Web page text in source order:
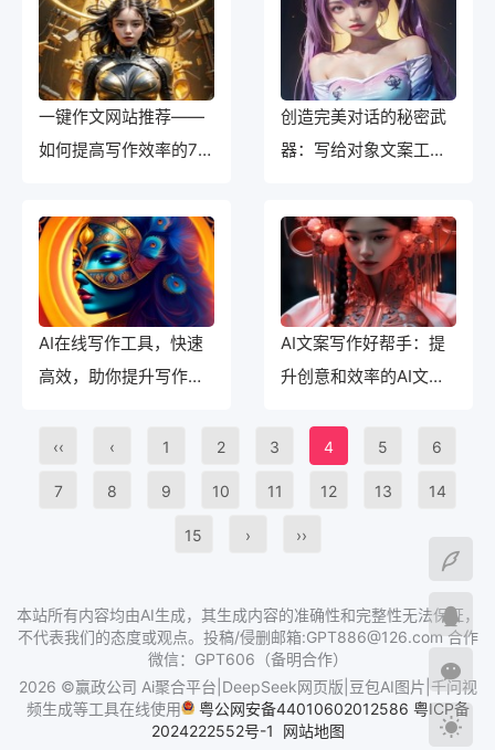
一键作文网站推荐——
如何提高写作效率的7大
创造完美对话的秘密武
器：写给对象文案工具
AI在线写作工具，快速
高效，助你提升写作能
AI文案写作好帮手：提
升创意和效率的AI文案
‹‹ ‹ 1 2 3 4 5 6
7 8 9 10 11 12 13 14
15 › ››
本站所有内容均由AI生成，其生成内容的准确性和完整性无法保证，
不代表我们的态度或观点。投稿/侵删邮箱:GPT886@126.com 合作
微信：GPT606（备明合作）
2026 ©赢政公司 Ai聚合平台|DeepSeek网页版|豆包AI图片|千问视
频生成等工具在线使用
粤公网安备44010602012586 粤ICP备
2024222552号-1
网站地图